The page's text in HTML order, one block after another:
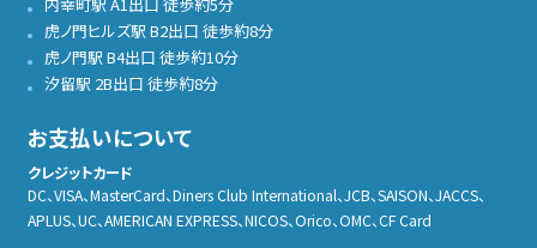
虎ノ門ヒルズ駅 B2出口 徒歩約8分
虎ノ門駅 B4出口 徒歩約10分
汐留駅 2B出口 徒歩約8分
お支払いについて
クレジットカード
DC、VISA、MasterCard、Diners Club International、JCB、SAISON、JACCS、
APLUS、UC、AMERICAN EXPRESS、NICOS、Orico、OMC、CF Card